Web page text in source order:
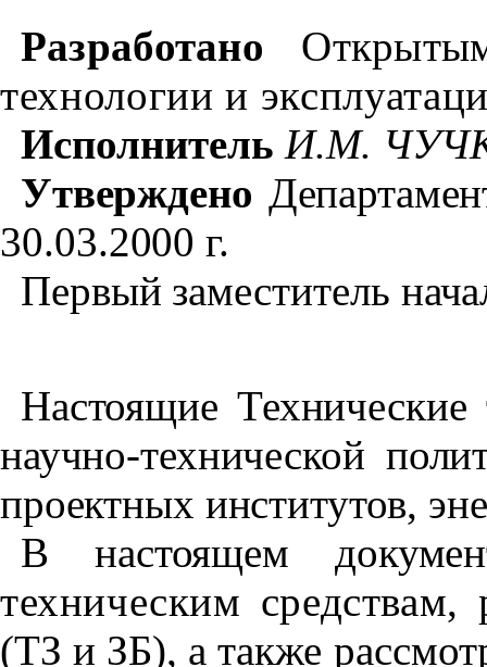
Разработано
технологии и
Исполнитель И.М.
Утверждено
30.03.2000 г.
Первый заместитель
Настоящие Технические
научно-технической
проектных институтов,
В настоящем
техническим
(ТЗ и ЗБ), а также